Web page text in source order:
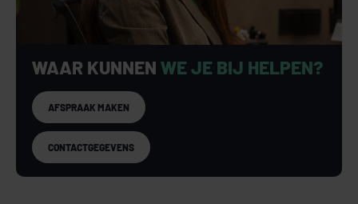
WAAR KUNNEN WE JE BIJ HELPEN?
AFSPRAAK MAKEN
CONTACTGEGEVENS